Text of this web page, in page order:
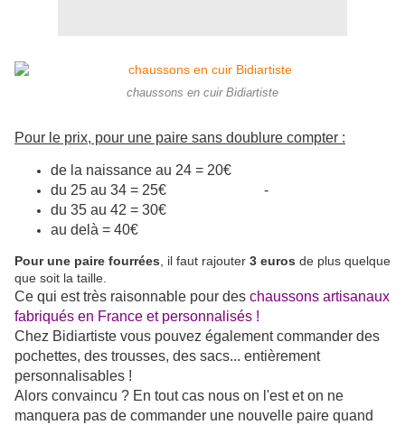
chaussons en cuir Bidiartiste
Pour le prix, pour une paire sans doublure compter :
de la naissance au 24 = 20€
du 25 au 34 = 25€ -
du 35 au 42 = 30€
au delà = 40€
Pour une paire fourrées , il faut rajouter 3 euros de plus quelque
que soit la taille.
Ce qui est très raisonnable pour des chaussons artisanaux
fabriqués en France et personnalisés !
Chez Bidiartiste vous pouvez également commander des
pochettes, des trousses, des sacs... entièrement
personnalisables !
Alors convaincu ? En tout cas nous on l'est et on ne
manquera pas de commander une nouvelle paire quand